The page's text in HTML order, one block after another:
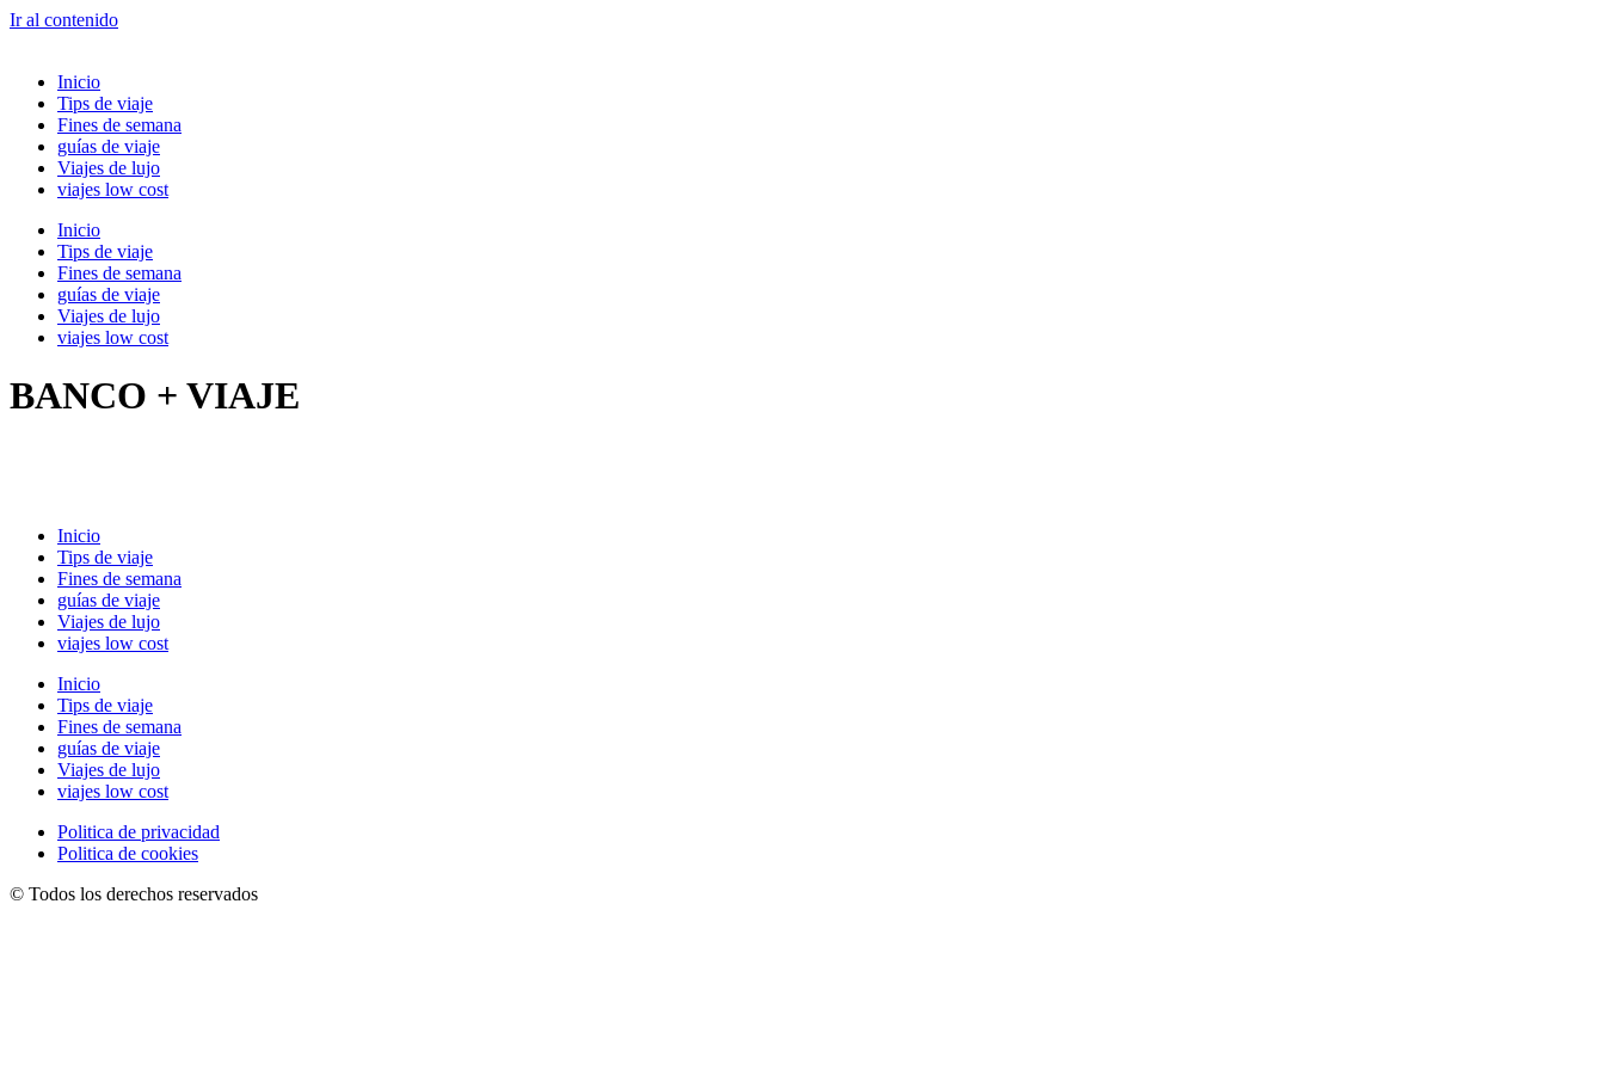
Ir al contenido
Inicio
Tips de viaje
Fines de semana
guías de viaje
Viajes de lujo
viajes low cost
Inicio
Tips de viaje
Fines de semana
guías de viaje
Viajes de lujo
viajes low cost
BANCO + VIAJE
Inicio
Tips de viaje
Fines de semana
guías de viaje
Viajes de lujo
viajes low cost
Inicio
Tips de viaje
Fines de semana
guías de viaje
Viajes de lujo
viajes low cost
Politica de privacidad
Politica de cookies
© Todos los derechos reservados